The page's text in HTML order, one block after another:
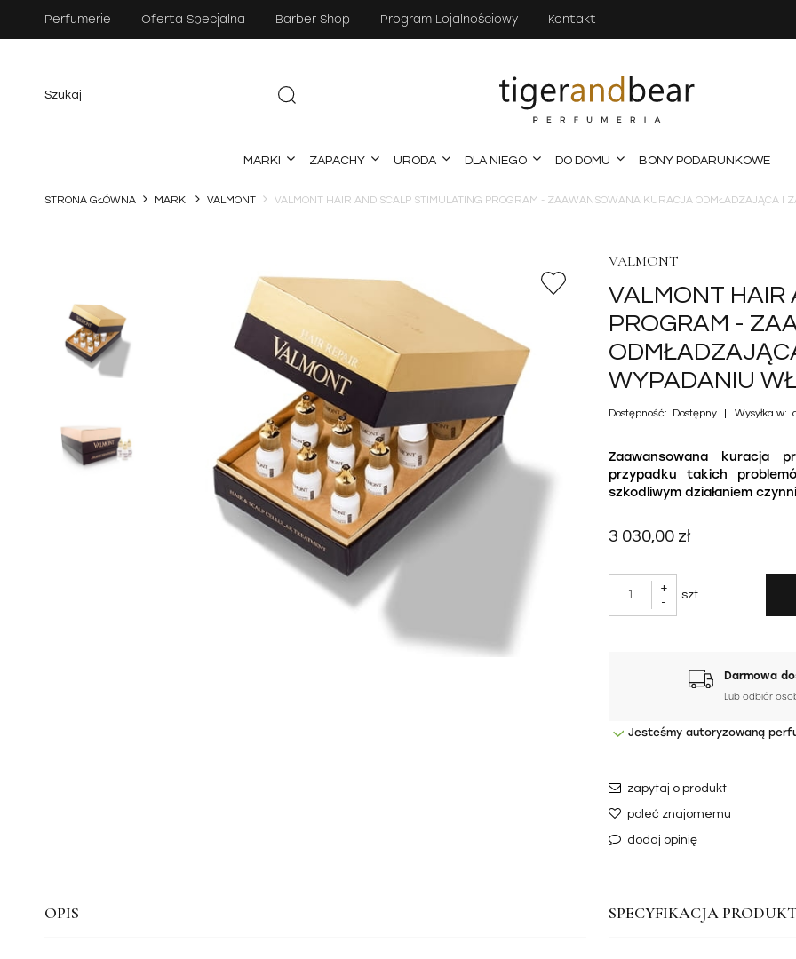
Perfumerie Oferta Specjalna Barber Shop Program Lojalnościowy Kontakt
MARKI ZAPACHY URODA DLA NIEGO DO DOMU BONY PODARUNKOWE
STRONA GŁÓWNA MARKI VALMONT VALMONT HAIR AND SCALP STIMULATING PROGRAM - ZAAWANSOWANA KURACJA ODMŁADZAJĄCA I
VALMONT
VALMONT HAIR
PROGRAM -
WYPADANIU
Dostępność: Dostępny Wysyłka w:
Zaawansowana kuracja
przypadku takich
szkodliwym działaniem
3 030,00 zł
+
-
szt.
Darmowa
Lub odbiór
Jesteśmy autoryzowaną
zapytaj o produkt
poleć znajomemu
dodaj opinię
OPIS SPECYFIKACJA